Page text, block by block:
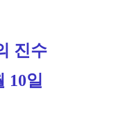
진수
10일